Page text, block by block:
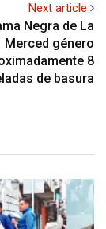
Next article
Negra de La
Merced género
8
de basura